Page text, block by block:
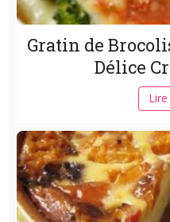
Gratin de
Délice